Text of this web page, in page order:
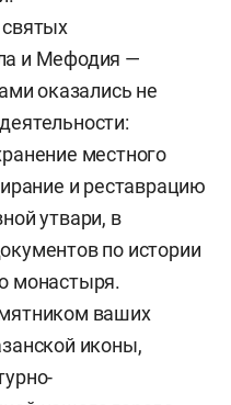
и Мефодия —
оказались не
местного
и реставрацию
утвари, в
по истории
монастыря.
ваших
иконы,